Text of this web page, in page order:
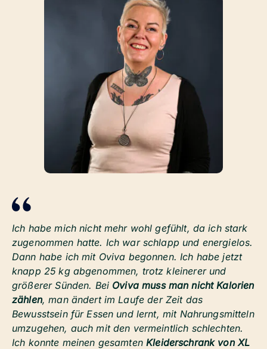
Ich habe mich nicht mehr wohl gefühlt, da ich stark
zugenommen hatte. Ich war schlapp und energielos.
Dann habe ich mit Oviva begonnen. Ich habe jetzt
knapp 25 kg abgenommen, trotz kleinerer und
größerer Sünden. Bei Oviva muss man nicht Kalorien
zählen, man ändert im Laufe der Zeit das
Bewusstsein für Essen und lernt, mit Nahrungsmitteln
umzugehen, auch mit den vermeintlich schlechten.
Ich konnte meinen gesamtenKleiderschrank von XL